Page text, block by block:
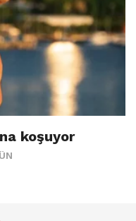
koşuyor